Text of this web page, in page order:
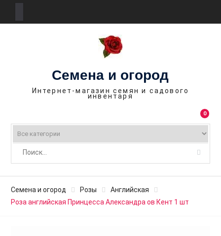
Семена и огород
Интернет-магазин семян и садового
инвентаря
0
Семена и огород Розы
Английская
Роза английская Принцесса Александра ов Кент 1 шт